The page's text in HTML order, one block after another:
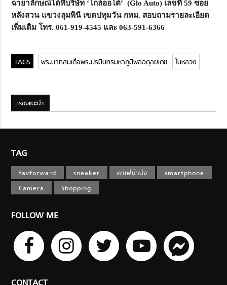
ฉายาลักษณ์ได้ที่บริษัท ‘โกล์ออโต้’ (Glo Auto) เลขที่ 59 ซอย
หลังสวน แขวงลุมพินี เขตปทุมวัน กทม. สอบถามรายละเอียด
เพิ่มเติม โทร. 061-919-4545 และ 063-591-6366
พระบาทสมเด็จพระปรมินทรมหาภูมิพลอดุลยเดช ในหลวง
เรื่องแนะนำ
TAG
favforward sneaker คาเฟ่น่านั่ง
smartphone
Camera
Shopping
FOLLOW ME